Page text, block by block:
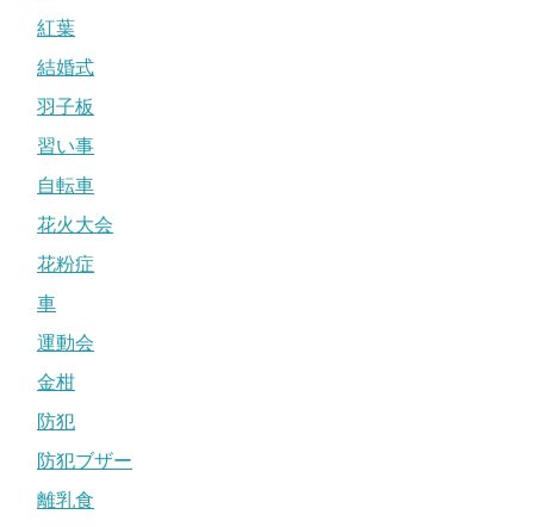
紅葉
結婚式
羽子板
習い事
自転車
花火大会
花粉症
車
運動会
金柑
防犯
防犯ブザー
離乳食